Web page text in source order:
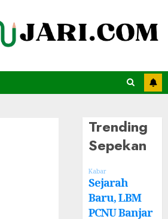
Trending
Sepekan
Kabar
Sejarah
Baru, LBM
PCNU Banjar